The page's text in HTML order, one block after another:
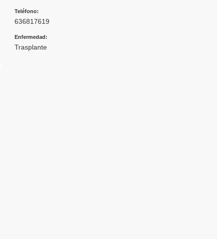
Teléfono:
636817619
Enfermedad:
Trasplante